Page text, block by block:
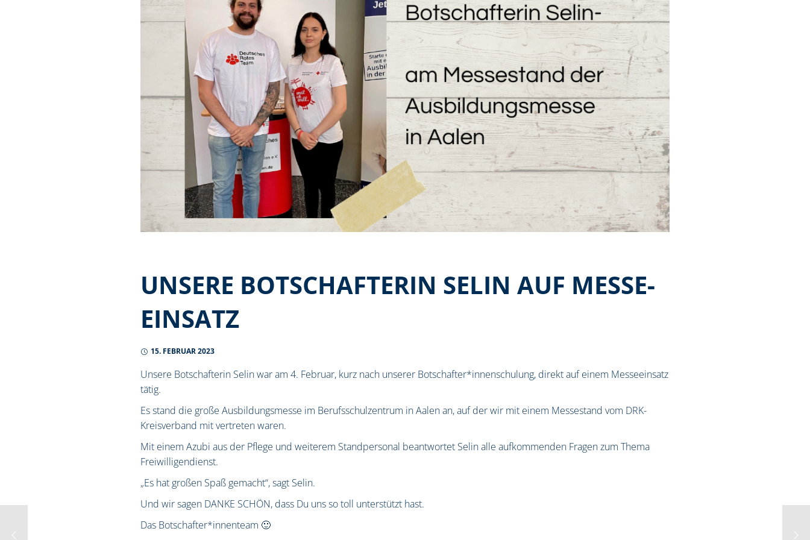
UNSERE BOTSCHAFTERIN SELIN AUF MESSE-
EINSATZ
15. FEBRUAR 2023
Unsere Botschafterin Selin war am 4. Februar, kurz nach unserer Botschafter*innenschulung, direkt auf einem Messeeinsatz
tätig.
Es stand die große Ausbildungsmesse im Berufsschulzentrum in Aalen an, auf der wir mit einem Messestand vom DRK-
Kreisverband mit vertreten waren.
Mit einem Azubi aus der Pflege und weiterem Standpersonal beantwortet Selin alle aufkommenden Fragen zum Thema
Freiwilligendienst.
„Es hat großen Spaß gemacht“, sagt Selin.
Und wir sagen DANKE SCHÖN, dass Du uns so toll unterstützt hast.
Das Botschafter*innenteam 🙂